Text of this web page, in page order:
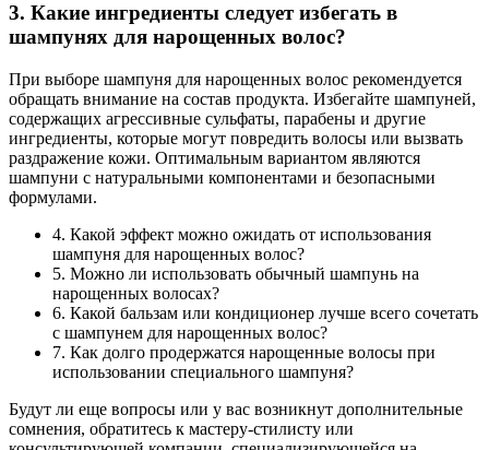
3. Какие ингредиенты следует избегать в
шампунях для нарощенных волос?
При выборе шампуня для нарощенных волос рекомендуется
обращать внимание на состав продукта. Избегайте шампуней,
содержащих агрессивные сульфаты, парабены и другие
ингредиенты, которые могут повредить волосы или вызвать
раздражение кожи. Оптимальным вариантом являются
шампуни с натуральными компонентами и безопасными
формулами.
4. Какой эффект можно ожидать от использования
шампуня для нарощенных волос?
5. Можно ли использовать обычный шампунь на
нарощенных волосах?
6. Какой бальзам или кондиционер лучше всего сочетать
с шампунем для нарощенных волос?
7. Как долго продержатся нарощенные волосы при
использовании специального шампуня?
Будут ли еще вопросы или у вас возникнут дополнительные
сомнения, обратитесь к мастеру-стилисту или